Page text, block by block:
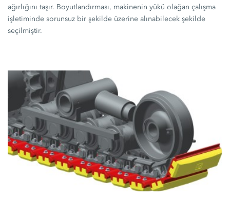
ağırlığını taşır. Boyutlandırması, makinenin yükü olağan çalışma
işletiminde sorunsuz bir şekilde üzerine alınabilecek şekilde
seçilmiştir.